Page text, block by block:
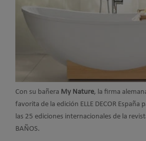
Con su bañera My Nature, la firma
favorita de la edición ELLE DECOR España
las 25 ediciones internacionales de la
BAÑOS.